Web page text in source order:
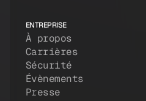
ENTREPRISE
À propos
Carrières
Sécurité
Évènements
Presse